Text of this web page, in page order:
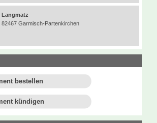
Langmatz
82467 Garmisch-Partenkirchen
bestellen
kündigen